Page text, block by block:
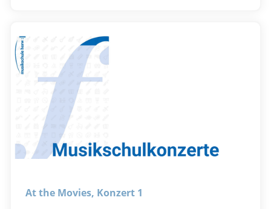
At the Movies, Konzert 1